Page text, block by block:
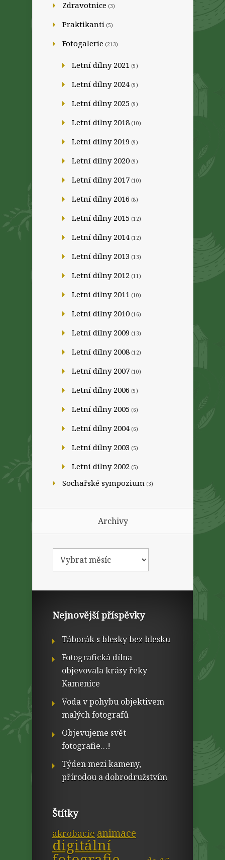
Zdravotnice (3)
Praktikanti (5)
Fotogalerie (213)
Letní dílny 2021 (9)
Letní dílny 2024 (9)
Letní dílny 2025 (9)
Letní dílny 2018 (10)
Letní dílny 2019 (9)
Letní dílny 2020 (9)
Letní dílny 2017 (10)
Letní dílny 2016 (8)
Letní dílny 2015 (12)
Letní dílny 2014 (12)
Letní dílny 2013 (13)
Letní dílny 2012 (11)
Letní dílny 2011 (10)
Letní dílny 2010 (16)
Letní dílny 2009 (13)
Letní dílny 2008 (12)
Letní dílny 2007 (10)
Letní dílny 2006 (9)
Letní dílny 2005 (6)
Letní dílny 2004 (6)
Letní dílny 2003 (5)
Letní dílny 2002 (5)
Sochařské sympozium (3)
Archivy
Nejnovější příspěvky
Táborák s blesky bez blesku
Fotografická dílna
objevovala krásy řeky
Kamenice
Voda v pohybu objektivem
malých fotografů
Objevujeme svět
fotografie…!
Týden mezi kameny,
přírodou a dobrodružstvím
Štítky
akrobacie animace
digitální